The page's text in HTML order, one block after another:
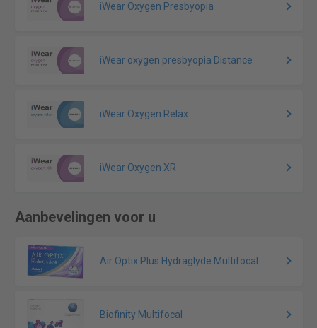
iWear Oxygen Presbyopia
iWear oxygen presbyopia Distance
iWear Oxygen Relax
iWear Oxygen XR
Aanbevelingen voor u
Air Optix Plus Hydraglyde Multifocal
Biofinity Multifocal